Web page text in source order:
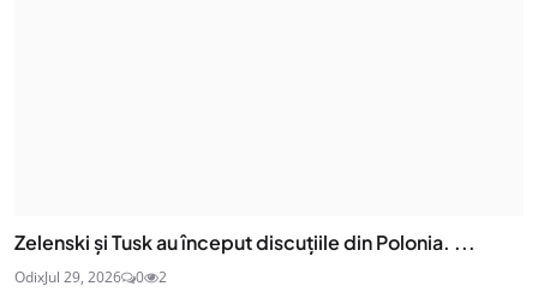
Zelenski și Tusk au început discuțiile din Polonia. ...
OdixJul 29, 2026 0 2